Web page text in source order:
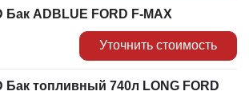
Бак ADBLUE FORD F-MAX
Уточнить стоимость
Бак топливный 740л LONG FORD